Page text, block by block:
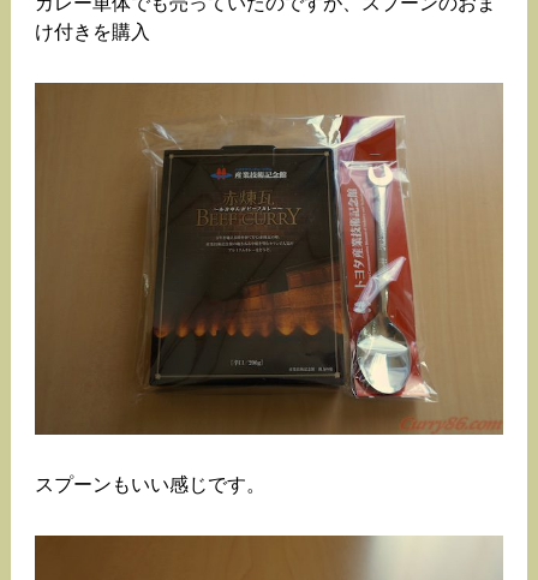
け付きを購入
スプーンもいい感じです。